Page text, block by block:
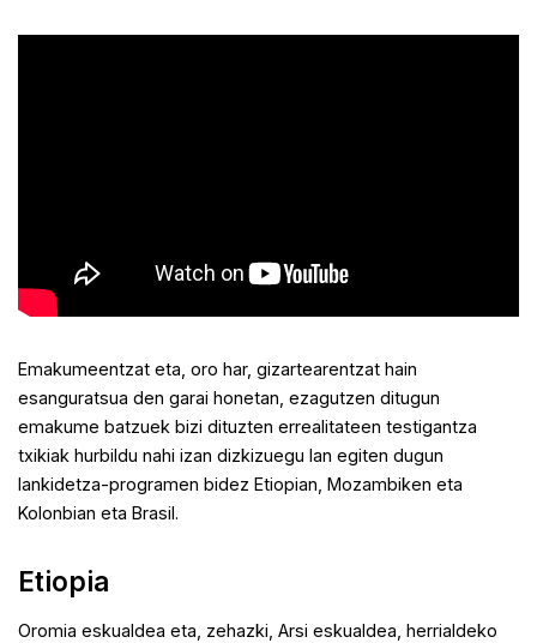
Emakumeentzat eta, oro har, gizartearentzat hain
esanguratsua den garai honetan, ezagutzen ditugun
emakume batzuek bizi dituzten errealitateen testigantza
txikiak hurbildu nahi izan dizkizuegu lan egiten dugun
lankidetza-programen bidez Etiopian, Mozambiken eta
Kolonbian eta Brasil.
Etiopia
Oromia eskualdea eta, zehazki, Arsi eskualdea, herrialdeko